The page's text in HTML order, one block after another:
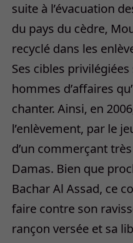
suite à l’évacuation
du pays du cèdre,
recyclé dans les
Ses cibles
hommes d’affaires
chanter. Ainsi, en
l’enlèvement, par le
d’un commerçant
Damas. Bien que
Bachar Al Assad, ce
faire contre son
rançon versée et sa